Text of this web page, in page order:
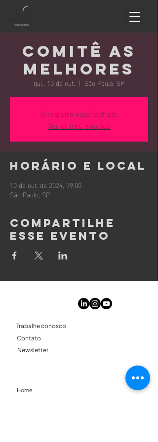
Comitê As
Melhores
qui., 10 de out.
  |
São Paulo, SP
O registro está fechado
Ver outros eventos
Horário e local
10 de out. de 2024, 19:00
São Paulo, SP
Compartilhe
esse evento
Trabalhe conosco
Contato
Newsletter
Home